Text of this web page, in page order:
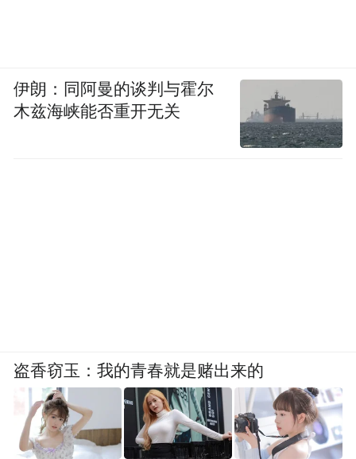
伊朗：同阿曼的谈判与霍尔
木兹海峡能否重开无关
盗香窃玉：我的青春就是赌出来的